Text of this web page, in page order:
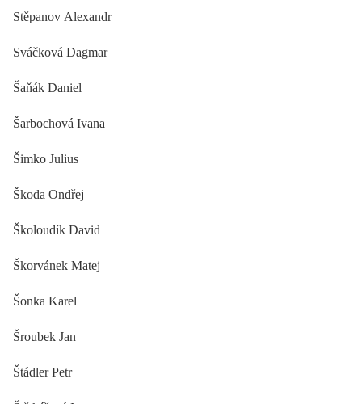
Stěpanov Alexandr
Sváčková Dagmar
Šaňák Daniel
Šarbochová Ivana
Šimko Julius
Škoda Ondřej
Školoudík David
Škorvánek Matej
Šonka Karel
Šroubek Jan
Štádler Petr